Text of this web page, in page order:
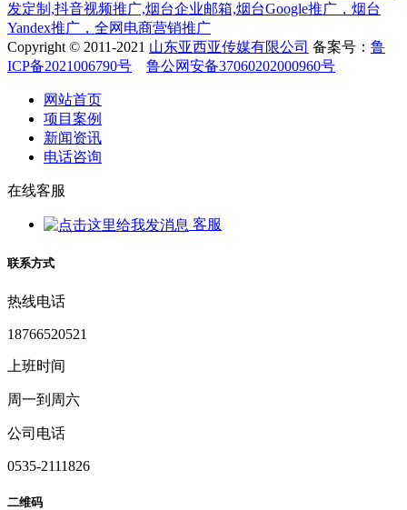
发定制,抖音视频推广,烟台企业邮箱,烟台Google推广，烟台
Yandex推广，全网电商营销推广
Copyright © 2011-2021 山东亚西亚传媒有限公司 备案号： 鲁
ICP备2021006790号
鲁公网安备37060202000960号
网站首页
项目案例
新闻资讯
电话咨询
在线客服
客服
联系方式
热线电话
18766520521
上班时间
周一到周六
公司电话
0535-2111826
二维码